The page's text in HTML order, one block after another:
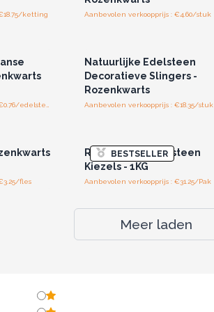
ketting Aanbevolen verkoopprijs : €4.60/stuk
Natuurlijke Edelsteen
Decoratieve Slingers -
Rozenkwarts
Aanbevolen verkoopprijs : €18.35/stuk
fles
BESTSELLER
Roze Kwarts Edelsteen
Kiezels - 1KG
Aanbevolen verkoopprijs : €31.25/Pak
Meer laden